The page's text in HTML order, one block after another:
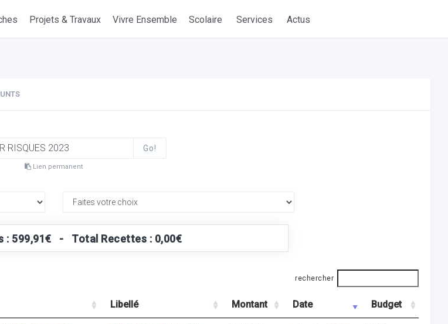
Projets & Travaux Vivre Ensemble Scolaire Services Actus
Go!
Lien permanent
: 599,91€ - Total Recettes : 0,00€
rechercher
Libellé Montant Date Budget